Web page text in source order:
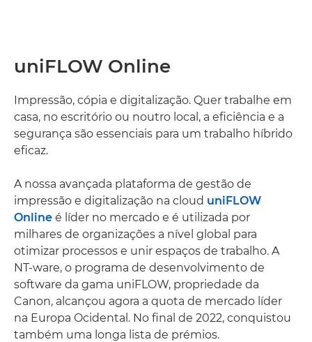
uniFLOW Online
Impressão, cópia e digitalização. Quer trabalhe em
casa, no escritório ou noutro local, a eficiência e a
segurança são essenciais para um trabalho híbrido
eficaz.
A nossa avançada plataforma de gestão de
impressão e digitalização na cloud uniFLOW
Online é líder no mercado e é utilizada por
milhares de organizações a nível global para
otimizar processos e unir espaços de trabalho. A
NT-ware, o programa de desenvolvimento de
software da gama uniFLOW, propriedade da
Canon, alcançou agora a quota de mercado líder
na Europa Ocidental. No final de 2022, conquistou
também uma longa lista de prémios.